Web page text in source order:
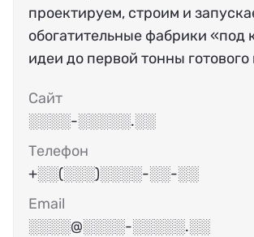
проектируем, строим и
обогатительные фабрики «под
идеи до первой тонны готового
Сайт
░░░░-░░░░░.░░
Телефон
+░░(░░░)░░░░-░░-░░
Email
░░░░@░░░░-░░░░░.░░